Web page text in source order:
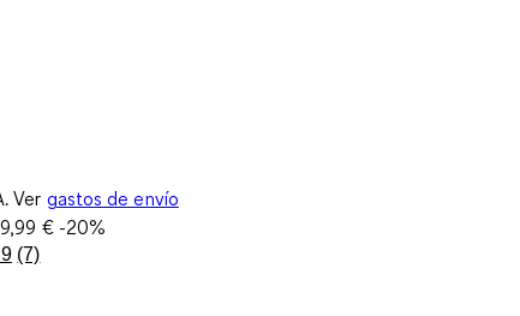
Ver gastos de envío
€-20%
Lea
(7)